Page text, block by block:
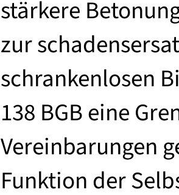
stärkere
zur
schrankenlosen
138 BGB eine
Vereinbarungen
Funktion der